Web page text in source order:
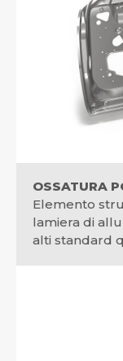
OSSATURA
Elemento
lamiera di
alti standard